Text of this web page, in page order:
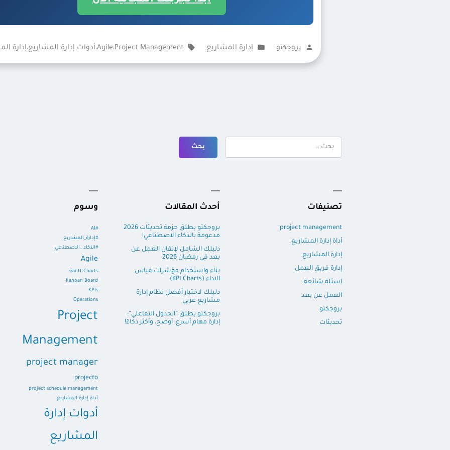
تمّ
النشر
بروجكتو
نُشر
في
إدارة المشاريع الوسوم: Agile،Project Management ،أدوات إدارة المشاريع،إدارة
البحث
تصنيفات
project management
أداة إدارة المشاريع
إدارة المشاريع
إدارة فريق العمل
اسئلة شائعة
العمل عن بعد
بروجكتو
تحديثات
أحدث المقالات
بروجكتو يطلق حزمة تحديثات 2026
مدعومة بالذكاء الاصطناعي!
دليلك الشامل لإتقان العمل عن
بعد في رمضان 2026
بناء واستخدام مؤشرات قياس
الاداء (KPI Charts)
دليلك لاختيار أفضل نظام إدارة
مشاريع عربي
بروجكتو يطلق “الجدول التفاعلي”:
إدارة مهام أسرع، أوضح، وأكثر ذكاءً!
وسوم
#AI
#إدارة_المشاريع
#الذكاء _الاصطناعي
Agile
Gantt Charts
Kanban Board
KPIs
Operations
Project
Management
project manager
projecto
project schedule management
أداة إدارة المشاريع
أدوات إدارة
المشاريع